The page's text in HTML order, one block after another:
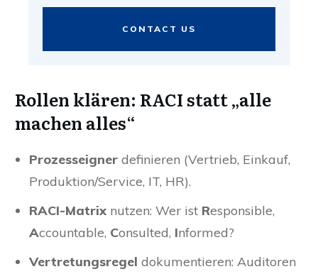
CONTACT US
Rollen klären: RACI statt „alle
machen alles“
Prozesseigner definieren (Vertrieb, Einkauf,
Produktion/Service, IT, HR).
RACI-Matrix nutzen: Wer ist Responsible,
Accountable, Consulted, Informed?
Vertretungsregel dokumentieren: Auditoren